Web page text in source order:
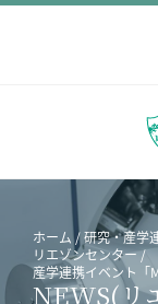
ホーム 研究・産学
リエゾンセンター
産学連携イベント「
NEWS(リ